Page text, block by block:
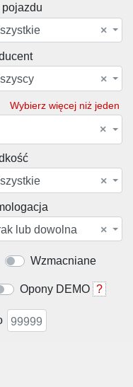
pojazdu
×
×
Wybierz więcej niż jeden
×
×
×
lub dowolna
Wzmacniane
Opony DEMO ?